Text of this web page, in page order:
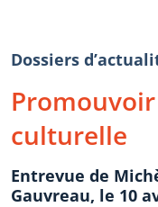
Dossiers
culturelle
Entrevue de
Gauvreau, le 10